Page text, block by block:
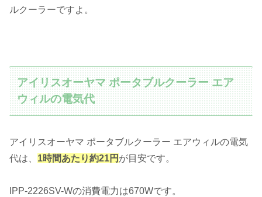
ルクーラーですよ。
アイリスオーヤマ ポータブルクーラー エア
ウィルの電気代
アイリスオーヤマ ポータブルクーラー エアウィルの電気
代は、 1時間あたり約21円 が目安です。
IPP-2226SV-Wの消費電力は670Wです。